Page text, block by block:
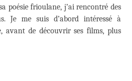
poésie frioulane, j’ai rencontré des
Je me suis d’abord intéressé à
avant de découvrir ses films, plus